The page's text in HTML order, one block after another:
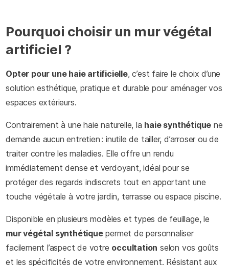
Pourquoi choisir un mur végétal
artificiel ?
Opter pour une haie artificielle, c’est faire le choix d’une
solution esthétique, pratique et durable pour aménager vos
espaces extérieurs.
Contrairement à une haie naturelle, la haie synthétique ne
demande aucun entretien : inutile de tailler, d’arroser ou de
traiter contre les maladies. Elle offre un rendu
immédiatement dense et verdoyant, idéal pour se
protéger des regards indiscrets tout en apportant une
touche végétale à votre jardin, terrasse ou espace piscine.
Disponible en plusieurs modèles et types de feuillage, le
mur végétal synthétiquepermet de personnaliser
facilement l’aspect de votre occultation selon vos goûts
et les spécificités de votre environnement. Résistant aux